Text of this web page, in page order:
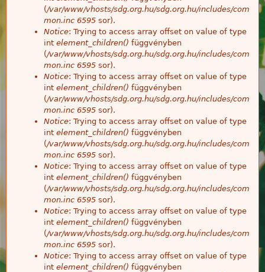
(/var/www/vhosts/sdg.org.hu/sdg.org.hu/includes/com
mon.inc 6595 sor).
Notice: Trying to access array offset on value of type
int element_children() függvényben
(/var/www/vhosts/sdg.org.hu/sdg.org.hu/includes/com
mon.inc 6595 sor).
Notice: Trying to access array offset on value of type
int element_children() függvényben
(/var/www/vhosts/sdg.org.hu/sdg.org.hu/includes/com
mon.inc 6595 sor).
Notice: Trying to access array offset on value of type
int element_children() függvényben
(/var/www/vhosts/sdg.org.hu/sdg.org.hu/includes/com
mon.inc 6595 sor).
Notice: Trying to access array offset on value of type
int element_children() függvényben
(/var/www/vhosts/sdg.org.hu/sdg.org.hu/includes/com
mon.inc 6595 sor).
Notice: Trying to access array offset on value of type
int element_children() függvényben
(/var/www/vhosts/sdg.org.hu/sdg.org.hu/includes/com
mon.inc 6595 sor).
Notice: Trying to access array offset on value of type
int element_children() függvényben